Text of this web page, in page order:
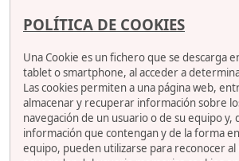
POLÍTICA DE COOKIES
Una Cookie es un fichero que se descarga
tablet o smartphone, al acceder a
Las cookies permiten a una página web,
almacenar y recuperar información sobre
navegación de un usuario o de su equipo y,
información que contengan y de la forma
equipo, pueden utilizarse para reconocer al